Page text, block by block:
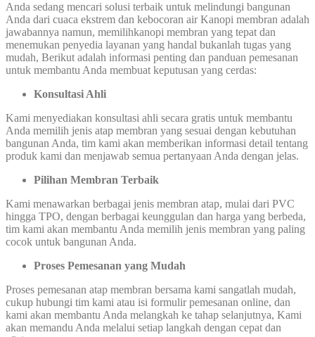
Anda sedang mencari solusi terbaik untuk melindungi bangunan
Anda dari cuaca ekstrem dan kebocoran air Kanopi membran adalah
jawabannya namun, memilihkanopi membran yang tepat dan
menemukan penyedia layanan yang handal bukanlah tugas yang
mudah, Berikut adalah informasi penting dan panduan pemesanan
untuk membantu Anda membuat keputusan yang cerdas:
Konsultasi Ahli
Kami menyediakan konsultasi ahli secara gratis untuk membantu
Anda memilih jenis atap membran yang sesuai dengan kebutuhan
bangunan Anda, tim kami akan memberikan informasi detail tentang
produk kami dan menjawab semua pertanyaan Anda dengan jelas.
Pilihan Membran Terbaik
Kami menawarkan berbagai jenis membran atap, mulai dari PVC
hingga TPO, dengan berbagai keunggulan dan harga yang berbeda,
tim kami akan membantu Anda memilih jenis membran yang paling
cocok untuk bangunan Anda.
Proses Pemesanan yang Mudah
Proses pemesanan atap membran bersama kami sangatlah mudah,
cukup hubungi tim kami atau isi formulir pemesanan online, dan
kami akan membantu Anda melangkah ke tahap selanjutnya, Kami
akan memandu Anda melalui setiap langkah dengan cepat dan